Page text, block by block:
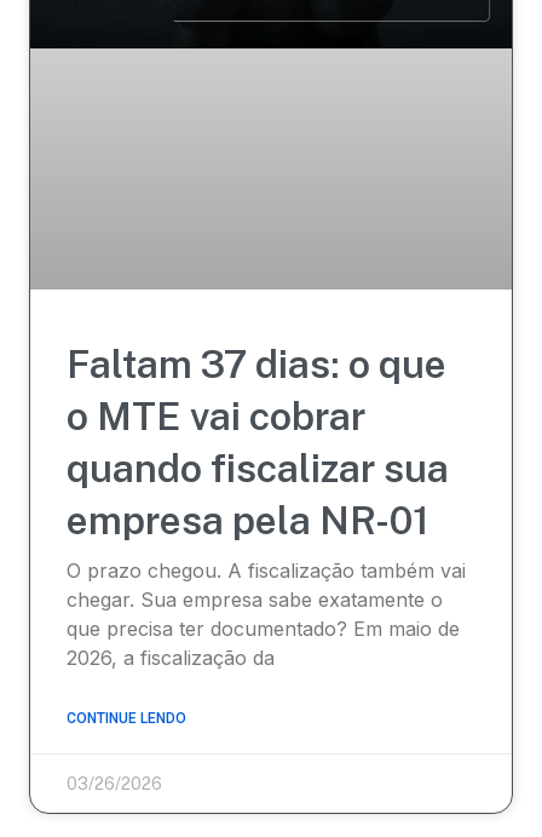
Faltam 37 dias: o que
o MTE vai cobrar
quando fiscalizar sua
empresa pela NR-01
O prazo chegou. A fiscalização também vai
chegar. Sua empresa sabe exatamente o
que precisa ter documentado? Em maio de
2026, a fiscalização da
CONTINUE LENDO
03/26/2026